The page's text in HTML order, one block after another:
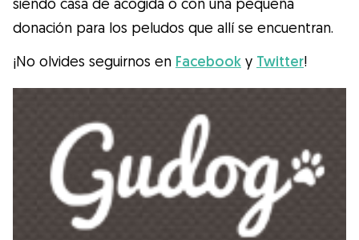
donación para los peludos que allí se encuentran.
¡No olvides seguirnos en Facebook y Twitter!